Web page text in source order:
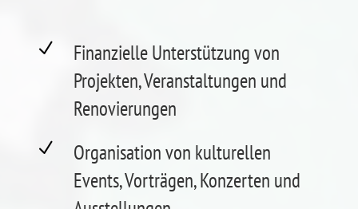
N
Finanzielle Unterstützung von
Projekten, Veranstaltungen und
Renovierungen
N
Organisation von kulturellen
Events, Vorträgen, Konzerten und